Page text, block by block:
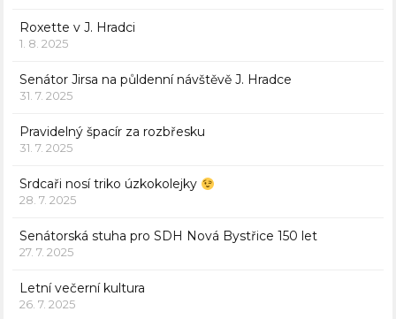
Roxette v J. Hradci
1. 8. 2025
Senátor Jirsa na půldenní návštěvě J. Hradce
31. 7. 2025
Pravidelný špacír za rozbřesku
31. 7. 2025
Srdcaři nosí triko úzkokolejky
28. 7. 2025
Senátorská stuha pro SDH Nová Bystřice 150 let
27. 7. 2025
Letní večerní kultura
26. 7. 2025